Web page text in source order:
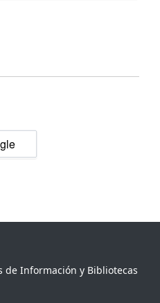
de Información y Bibliotecas